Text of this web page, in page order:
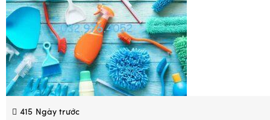
415 Ngày trước